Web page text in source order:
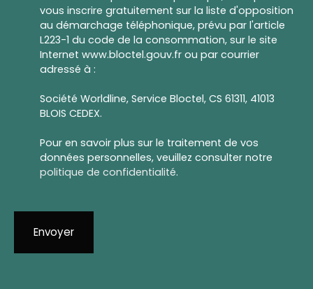
vous inscrire gratuitement sur la liste d'opposition
au démarchage téléphonique, prévu par l'article
L223-1 du code de la consommation, sur le site
Internet www.bloctel.gouv.fr ou par courrier
adressé à :
Société Worldline, Service Bloctel, CS 61311, 41013
BLOIS CEDEX.
Pour en savoir plus sur le traitement de vos
données personnelles, veuillez consulter notre
politique de confidentialité.
Envoyer